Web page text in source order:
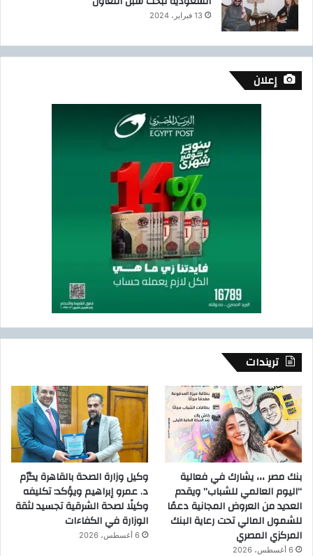
13 فبراير، 2024
إعلان
تريندات
بنك مصر ،،، يشارك في فعالية
“اليوم العالمي للشباب” ويقدم
العديد من العروض المجانية دعمًا
للشمول المالي تحت رعاية البنك
المركزي المصري
6 أغسطس، 2026
وكيل وزارة الصحة بالقاهرة يكرّم
د. عمرو إبراهيم ويؤكد: تكليفه
وكيلًا لصحة الشرقية تجسيد لثقة
الوزارة في الكفاءات
6 أغسطس، 2026